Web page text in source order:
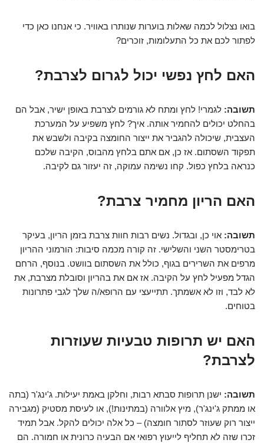
בואו נצלול לכמה שאלות בוערות שנותרו באוויר. כי אנחנו כאן כדי
לפתור לכם את כל התעלומות, זוכרים?
האם לחץ נפשי יכול לגרום לצרבת?
תשובה: לגמרי! לחץ ומתח לא גורמים לצרבת באופן ישיר, אבל הם
בהחלט יכולים להחמיר אותה. איך? לחץ משפיע על המערכת
העצבית, שיכולה להגביר את ייצור החומצה בקיבה ולשבש את
תפקוד השסתום. אז כן, אם אתם בלחץ מהבוס, הקיבה שלכם
כנראה בלחץ כפול. קחו נשימה עמוקה, זה יעזור גם לקיבה.
האם הריון מחמיר צרבת?
תשובה: אוי כן, ובגדול. נשים רבות חוות צרבת בזמן הריון, בעיקר
בטרימסטר השני והשלישי. זה קורה מכמה סיבות: הורמוני ההריון
מרפים את השרירים בגוף, כולל את השסתום בוושט. בנוסף, הרחם
הגדל מפעיל לחץ על הקיבה. אז אם את בהריון וסובלת מצרבת, את
לא לבד, וזו לא אשמתך. תתייעצי עם הרופא/ה שלך לגבי פתרונות
בטוחים.
האם יש תרופות טבעיות שעוזרות
לצרבת?
תשובה: ישנן תרופות סבתא רבות, וחלקן באמת יעילות. ג'ינג'ר (בתה
או ממתק ג'ינג'ר), מיץ אלוורה (במתינות!), או לעיסת מסטיק (מגבירה
ייצור רוק שעוזר לסתור חומצה) – כל אלה יכולים להקל. אבל תמיד
זכרו שזה לא תחליף לייעוץ רפואי אם הבעיה כרונית או חמורה. הם